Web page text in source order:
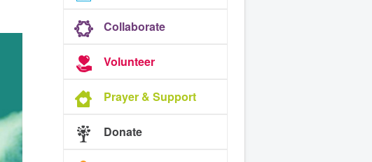
Collaborate
Volunteer
Prayer & Support
Donate